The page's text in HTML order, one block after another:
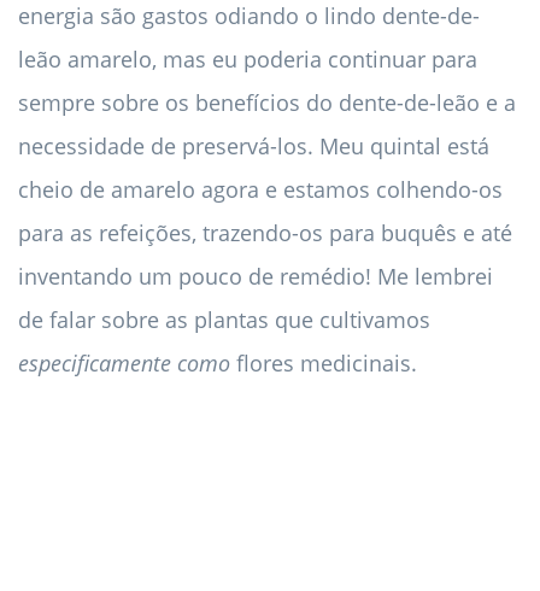
energia são gastos odiando o lindo dente-de-
leão amarelo, mas eu poderia continuar para
sempre sobre os benefícios do dente-de-leão e a
necessidade de preservá-los. Meu quintal está
cheio de amarelo agora e estamos colhendo-os
para as refeições, trazendo-os para buquês e até
inventando um pouco de remédio! Me lembrei
de falar sobre as plantas que cultivamos
especificamente como flores medicinais.